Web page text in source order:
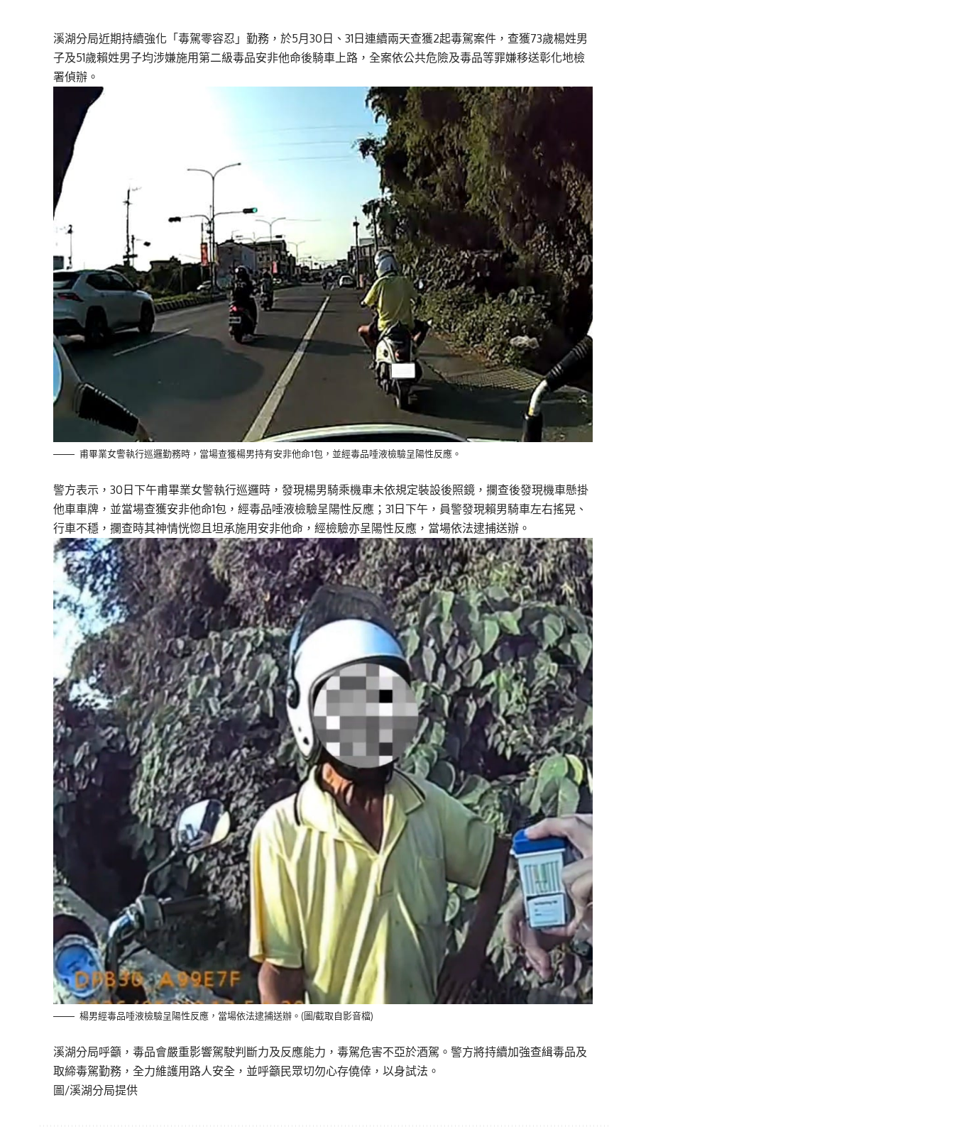
溪湖分局近期持續強化「毒駕零容忍」勤務，於5月30日、31日連續兩天查獲2起毒駕案件， 查獲73歲楊姓男
子及51歲賴姓男子均涉嫌施用第二級毒品安非他命後騎車上路，全案依公共危險及毒品等罪嫌移送彰化地檢
署偵辦。
甫畢業女警執行巡邏勤務時，當場查獲楊男持有安非他命1包，並經毒品唾液檢驗呈陽性反應。
警方表示，30日下午甫畢業女警執行巡邏時，發現楊男騎乘機車未依規定裝設後照鏡，攔查後發現機車懸掛
他車車牌，並當場查獲安非他命1包，經毒品唾液檢驗呈陽性反應；31日下午， 員警發現賴男騎車左右搖晃、
行車不穩，攔查時其神情恍惚且坦承施用安非他命，經檢驗亦呈陽性反應， 當場依法逮捕送辦。
楊男經毒品唾液檢驗呈陽性反應，當場依法逮捕送辦。(圖/截取自影音檔)
溪湖分局呼籲，毒品會嚴重影響駕駛判斷力及反應能力，毒駕危害不亞於酒駕。警方將持續加強查緝毒品及
取締毒駕勤務，全力維護用路人安全，並呼籲民眾切勿心存僥倖，以身試法。
圖/溪湖分局提供